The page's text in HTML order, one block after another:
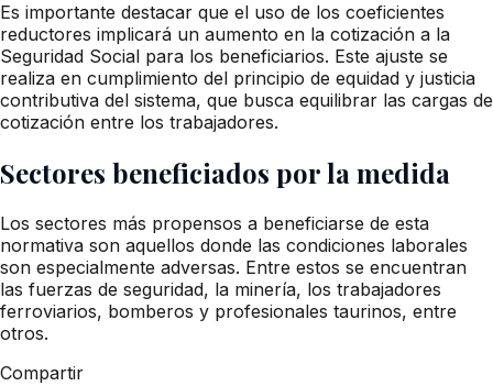
Es importante destacar que el uso de los coeficientes
reductores implicará un aumento en la cotización a la
Seguridad Social para los beneficiarios. Este ajuste se
realiza en cumplimiento del principio de equidad y justicia
contributiva del sistema, que busca equilibrar las cargas de
cotización entre los trabajadores.
Sectores beneficiados por la medida
Los sectores más propensos a beneficiarse de esta
normativa son aquellos donde las condiciones laborales
son especialmente adversas. Entre estos se encuentran
las fuerzas de seguridad, la minería, los trabajadores
ferroviarios, bomberos y profesionales taurinos, entre
otros.
Compartir